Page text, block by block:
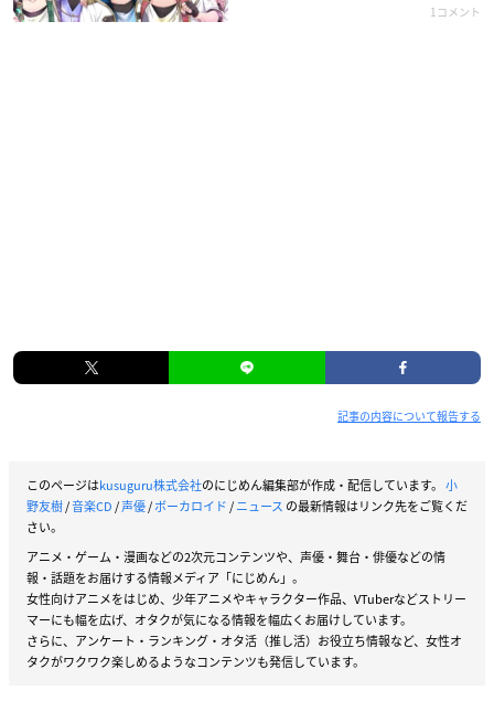
1コメント
記事の内容について報告する
このページはkusuguru株式会社のにじめん編集部が作成・配信しています。 小
野友樹/音楽CD/声優/ボーカロイド/ニュース の最新情報はリンク先をご覧くだ
さい。
アニメ・ゲーム・漫画などの2次元コンテンツや、声優・舞台・俳優などの情
報・話題をお届けする情報メディア「にじめん」。
女性向けアニメをはじめ、少年アニメやキャラクター作品、VTuberなどストリー
マーにも幅を広げ、オタクが気になる情報を幅広くお届けしています。
さらに、アンケート・ランキング・オタ活（推し活）お役立ち情報など、女性オ
タクがワクワク楽しめるようなコンテンツも発信しています。